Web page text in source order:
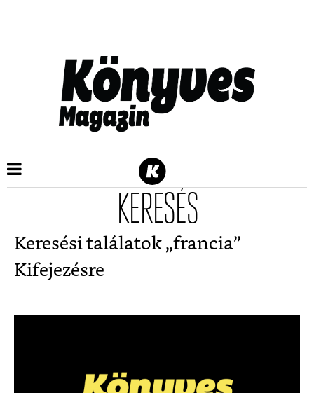
KERESÉS
Keresési találatok „francia”
Kifejezésre